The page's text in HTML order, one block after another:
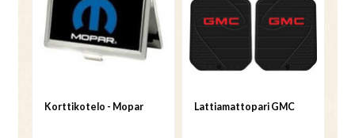
Korttikotelo - Mopar Lattiamattopari GMC